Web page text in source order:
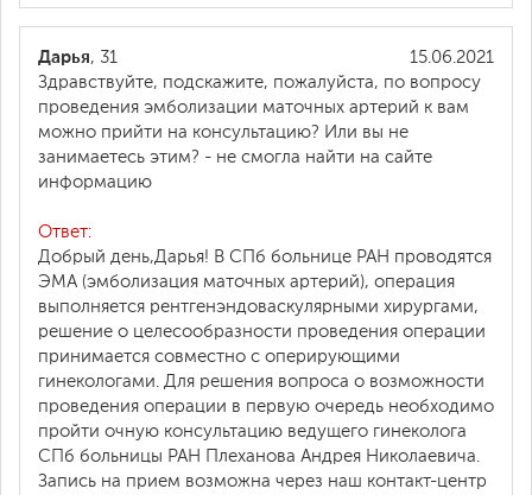
15.06.2021
Дарья, 31
Здравствуйте, подскажите, пожалуйста, по вопросу
проведения эмболизации маточных артерий к вам
можно прийти на консультацию? Или вы не
занимаетесь этим? - не смогла найти на сайте
информацию
Ответ:
Добрый день,Дарья! В СПб больнице РАН проводятся
ЭМА (эмболизация маточных артерий), операция
выполняется рентгенэндоваскулярными хирургами,
решение о целесообразности проведения операции
принимается совместно с оперирующими
гинекологами. Для решения вопроса о возможности
проведения операции в первую очередь необходимо
пройти очную консультацию ведущего гинеколога
СПб больницы РАН Плеханова Андрея Николаевича.
Запись на прием возможна через наш контакт-центр